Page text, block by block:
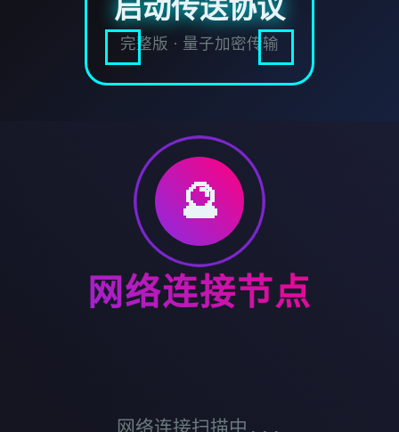
启动传送协议
完整版 · 量子加密传输
🔮
网络连接节点